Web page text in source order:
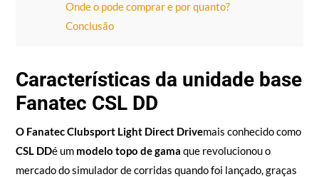
Onde o pode comprar e por quanto?
Conclusão
Características da unidade base
Fanatec CSL DD
O Fanatec Clubsport Light Direct Drivemais conhecido como
CSL DDé um modelo topo de gama que revolucionou o
mercado do simulador de corridas quando foi lançado, graças